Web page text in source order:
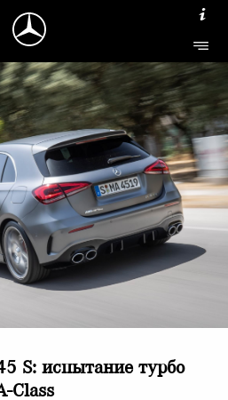
S: испытание турбо
Class